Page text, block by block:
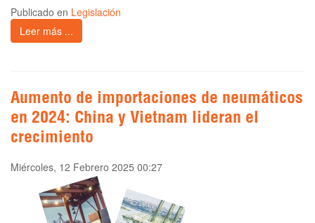
Publicado en Legislación
Leer más ...
Aumento de importaciones de neumáticos
en 2024: China y Vietnam lideran el
crecimiento
Miércoles, 12 Febrero 2025 00:27